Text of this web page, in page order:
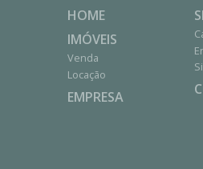
HOME
IMÓVEIS
Venda
Locação
EMPRESA